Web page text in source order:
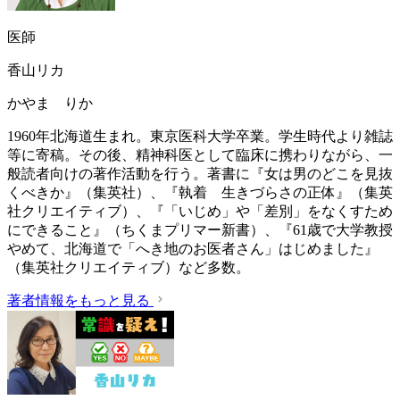
医師
香山リカ
かやま りか
1960年北海道生まれ。東京医科大学卒業。学生時代より雑誌
等に寄稿。その後、精神科医として臨床に携わりながら、一
般読者向けの著作活動を行う。著書に『女は男のどこを見抜
くべきか』（集英社）、『執着 生きづらさの正体』（集英
社クリエイティブ）、『「いじめ」や「差別」をなくすため
にできること』（ちくまプリマー新書）、『61歳で大学教授
やめて、北海道で「へき地のお医者さん」はじめました』
（集英社クリエイティブ）など多数。
著者情報をもっと見る